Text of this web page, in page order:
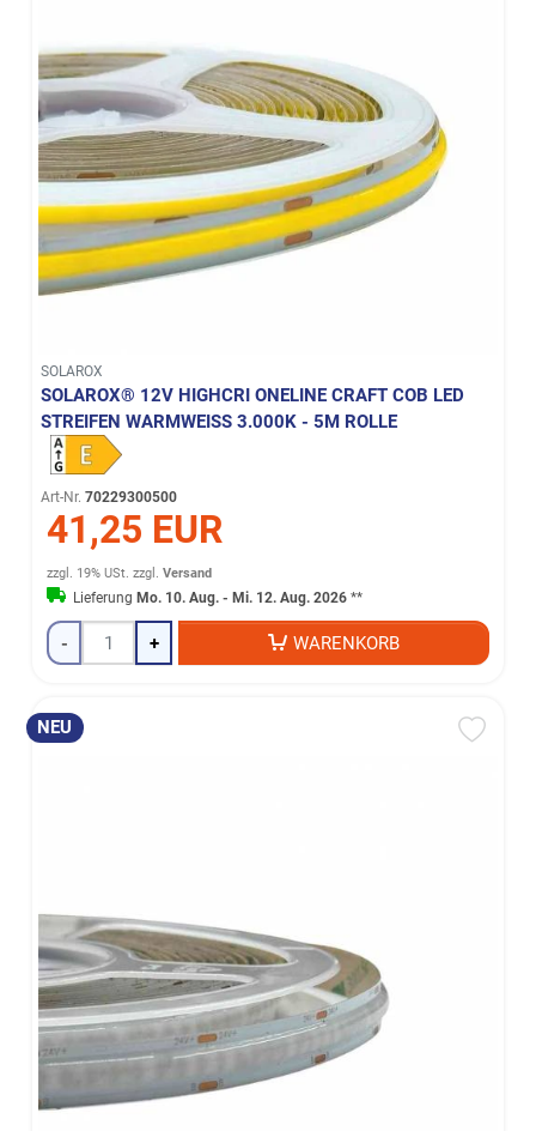
SOLAROX
SOLAROX® 12V HIGHCRI ONELINE CRAFT COB LED
STREIFEN WARMWEISS 3.000K - 5M ROLLE
Art-Nr. 70229300500
41,25 EUR
zzgl. 19% USt. zzgl.Versand
Lieferung Mo. 10. Aug. - Mi. 12. Aug. 2026 **
- + WARENKORB
NEU